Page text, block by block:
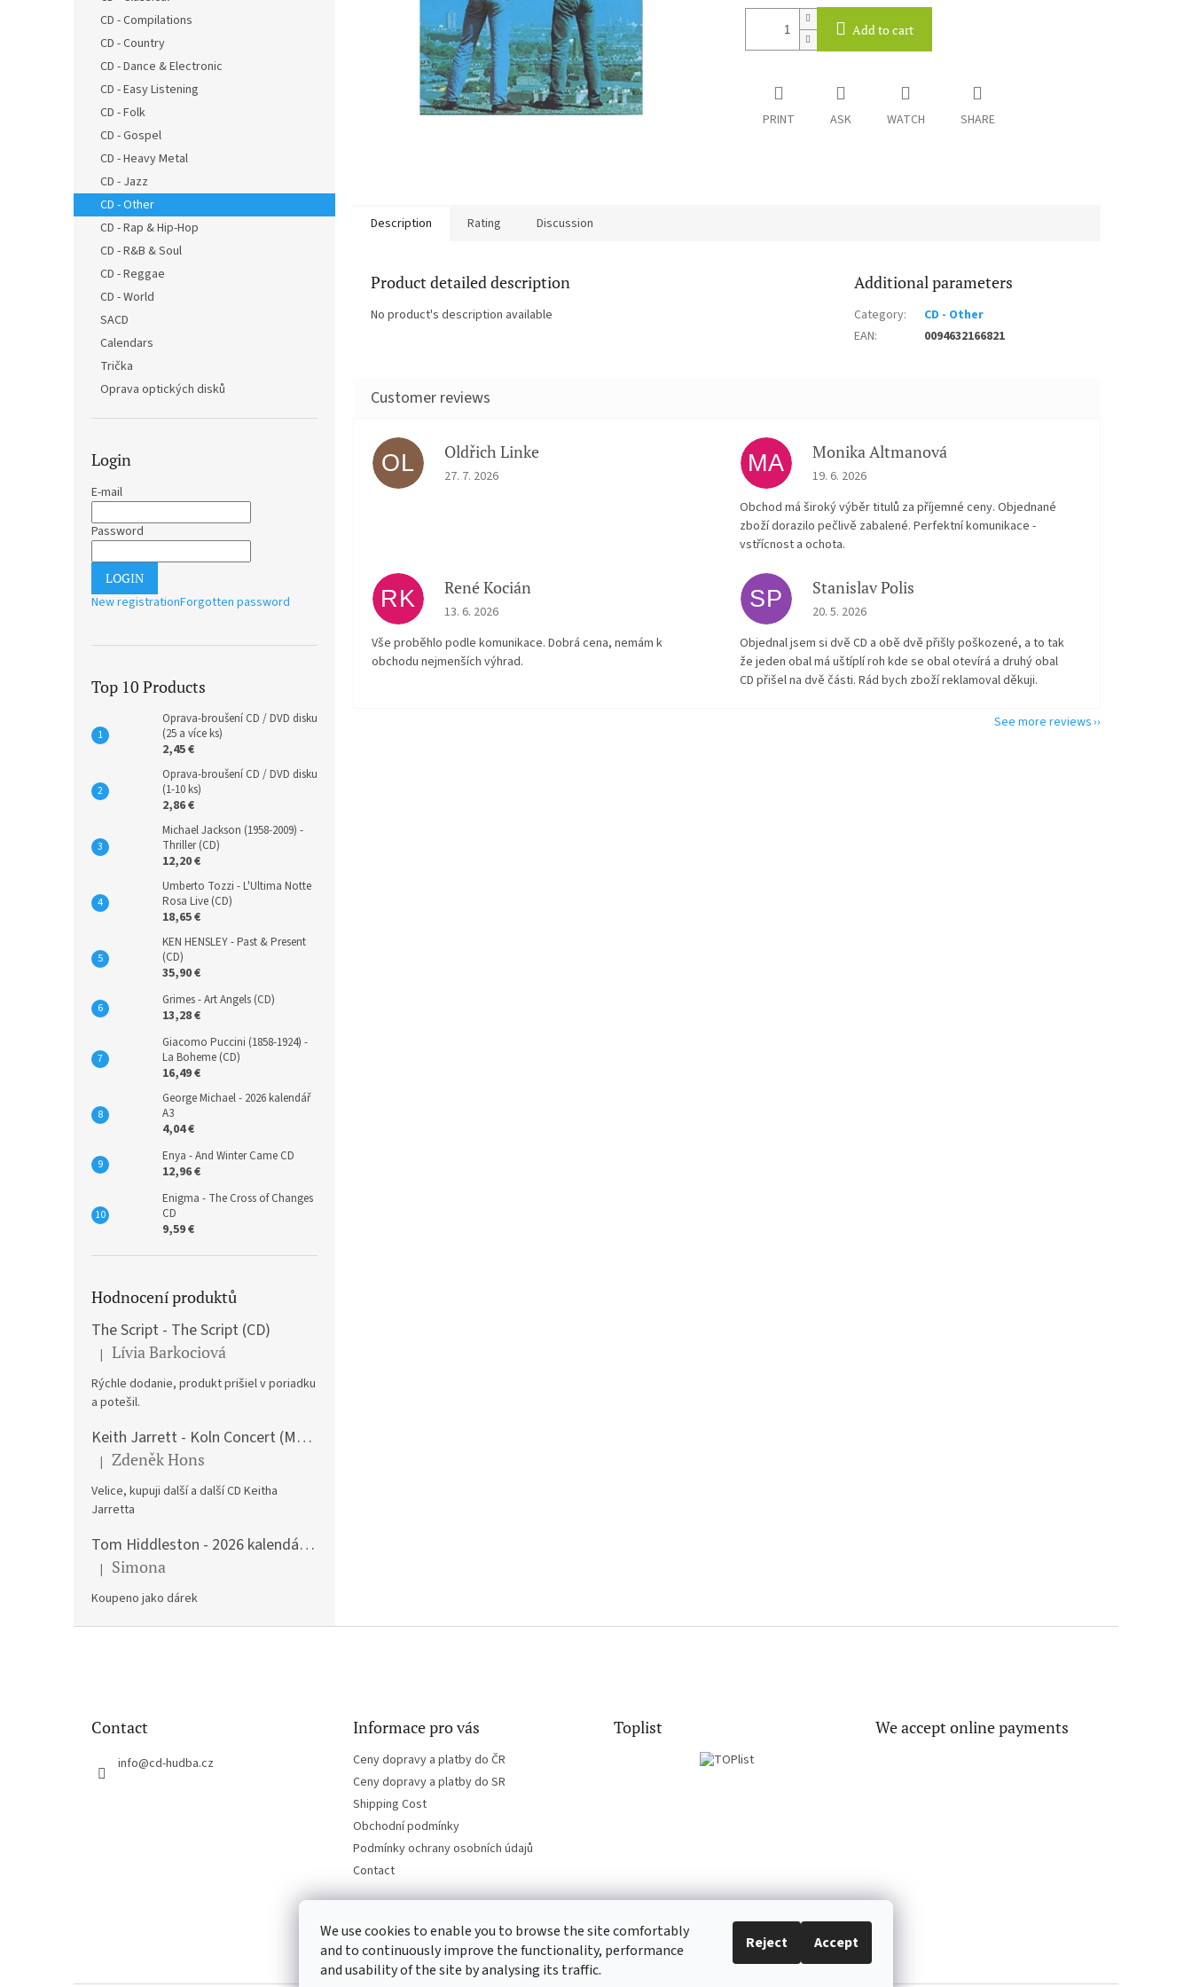
We use cookies to enable you to browse the site comfortably
and to continuously improve the functionality, performance
and usability of the site by analysing its traffic.
Reject Accept
CD - Compilations
CD - Country
CD - Dance & Electronic
CD - Easy Listening
CD - Folk
CD - Gospel
CD - Heavy Metal
CD - Jazz
CD - Other
CD - Rap & Hip-Hop
CD - R&B & Soul
CD - Reggae
CD - World
SACD
Calendars
Trička
Oprava optických disků
Login
E-mail
Password
LOGIN
New registrationForgotten password
Top 10 Products
Oprava-broušení CD / DVD disku
(25 a více ks)
2,45 €
Oprava-broušení CD / DVD disku
(1-10 ks)
2,86 €
Michael Jackson (1958-2009) -
Thriller (CD)
12,20 €
Umberto Tozzi - L'Ultima Notte
Rosa Live (CD)
18,65 €
KEN HENSLEY - Past & Present
(CD)
35,90 €
Grimes - Art Angels (CD)
13,28 €
Giacomo Puccini (1858-1924) -
La Boheme (CD)
16,49 €
George Michael - 2026 kalendář
A3
4,04 €
Enya - And Winter Came CD
12,96 €
Enigma - The Cross of Changes
CD
9,59 €
Hodnocení produktů
The Script - The Script (CD)
The product rating is 5 out of 5 stars.
| Lívia Barkociová
Rýchle dodanie, produkt prišiel v poriadku
a potešil.
Keith Jarrett - Koln Concert (Music CD)
The product rating is 5 out of 5 stars.
| Zdeněk Hons
Velice, kupuji další a další CD Keitha
Jarretta
Tom Hiddleston - 2026 kalendář A3
The product rating is 5 out of 5 stars.
| Simona
Koupeno jako dárek
Add to cart
PRINT ASK WATCH SHARE
Description Rating Discussion
Product detailed description
No product's description available
Additional parameters
Category:
CD - Other
EAN: 0094632166821
OL Oldřich Linke
The store rating is 5 out of 5 stars.
27. 7. 2026 MA Monika Altmanová
The store rating is 5 out of 5 stars.
19. 6. 2026
Obchod má široký výběr titulů za příjemné ceny. Objednané
zboží dorazilo pečlivě zabalené. Perfektní komunikace -
vstřícnost a ochota.
RK René Kocián
The store rating is 5 out of 5 stars.
13. 6. 2026
Vše proběhlo podle komunikace. Dobrá cena, nemám k
obchodu nejmenších výhrad.
SP Stanislav Polis
The store rating is 2 out of 5 stars.
20. 5. 2026
Objednal jsem si dvě CD a obě dvě přišly poškozené, a to tak
že jeden obal má uštíplí roh kde se obal otevírá a druhý obal
CD přišel na dvě části. Rád bych zboží reklamoval děkuji.
See more reviews
Contact
info@cd-hudba.cz
Informace pro vás
Ceny dopravy a platby do ČR
Ceny dopravy a platby do SR
Shipping Cost
Obchodní podmínky
Podmínky ochrany osobních údajů
Contact
Toplist We accept online payments
EN-filmy.cz CD-Soundtrack.cz